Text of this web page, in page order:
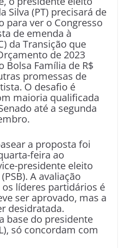
Silva (PT) precisará de
para ver o Congresso
de emenda à
da Transição que
de 2023
Bolsa Família de R$
promessas de
O desafio é
maioria qualificada
até a segunda
a proposta foi
feira ao
presidente eleito
A avaliação
líderes partidários é
ser aprovado, mas a
desidratada.
base do presidente
só concordam com